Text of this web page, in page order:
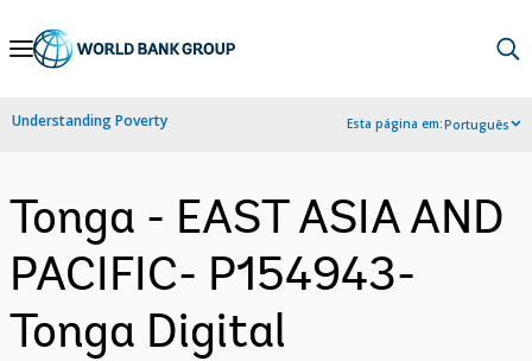
Skip
Navigation
Understanding Poverty Esta página em:Português
Tonga - EAST ASIA AND
PACIFIC- P154943-
Tonga Digital